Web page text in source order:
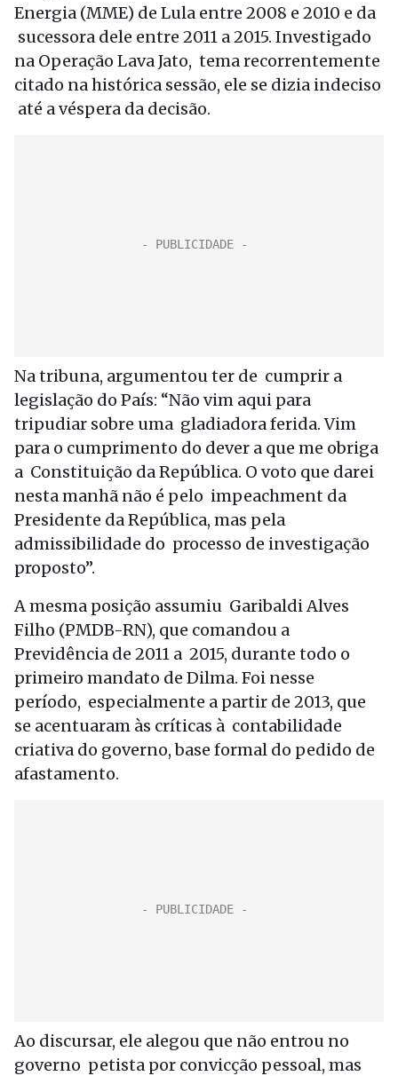
Energia (MME) de Lula entre 2008 e 2010 e da
sucessora dele entre 2011 a 2015. Investigado
na Operação Lava Jato, tema recorrentemente
citado na histórica sessão, ele se dizia indeciso
até a véspera da decisão.
Na tribuna, argumentou ter de cumprir a
legislação do País: “Não vim aqui para
tripudiar sobre uma gladiadora ferida. Vim
para o cumprimento do dever a que me obriga
a Constituição da República. O voto que darei
nesta manhã não é pelo impeachment da
Presidente da República, mas pela
admissibilidade do processo de investigação
proposto”.
A mesma posição assumiu Garibaldi Alves
Filho (PMDB-RN), que comandou a
Previdência de 2011 a 2015, durante todo o
primeiro mandato de Dilma. Foi nesse
período, especialmente a partir de 2013, que
se acentuaram às críticas à contabilidade
criativa do governo, base formal do pedido de
afastamento.
Ao discursar, ele alegou que não entrou no
governo petista por convicção pessoal, mas